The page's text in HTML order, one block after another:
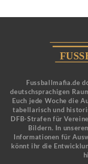
Fussballmafia.de
deutschsprachigen
Euch jede Woche die
tabellarisch und
DFB-Strafen für
Bildern. In
Informationen für
könnt ihr die